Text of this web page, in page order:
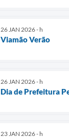
26 JAN 2026 - h
Viamão Verão
26 JAN 2026 - h
Dia de Prefeitura
23 JAN 2026 - h